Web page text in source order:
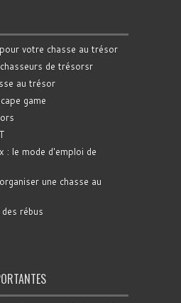
votre chasse au trésor
de trésorsr
au trésor
game
: le mode d'emploi de
une chasse au
rébus